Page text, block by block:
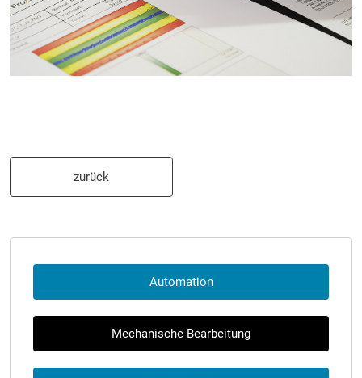
zurück
Automation
Mechanische Bearbeitung